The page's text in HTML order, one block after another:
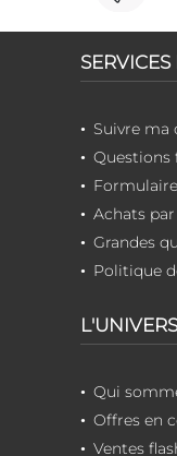
Suivre ma
Questions
Achats
Grandes
Politique
Qui
Offres en
Ventes